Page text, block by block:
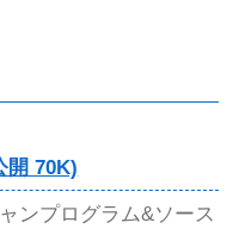
開 70K)
ンプログラム&ソース